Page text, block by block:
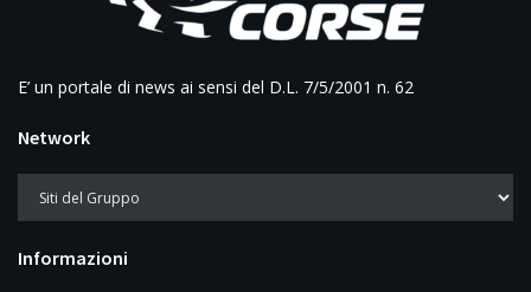
E’ un portale di news ai sensi del D.L. 7/5/2001 n. 62
Network
Informazioni